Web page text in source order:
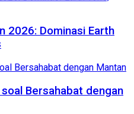
2026: Dominasi Earth
Bersahabat dengan